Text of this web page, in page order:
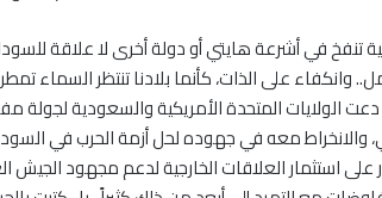
تنفخ في أشرعة هايتي أو دولة أخرى لا علاقة
على الذات، كأنما بلادنا تنتظر السماء
2024، عندما دعت الولايات المتحدة الأمريكية
والانخراط معه في جهوده لحل أزمة الحرب في
استثمار العلاقات الخارجية لدعم مجهود